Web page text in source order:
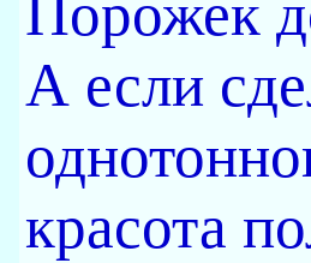
Порожек
А если
красота